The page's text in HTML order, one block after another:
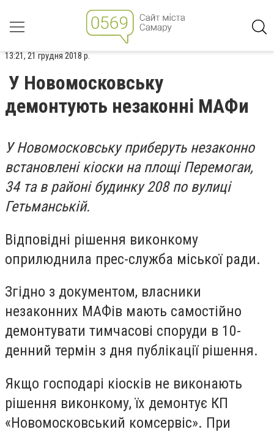
13:21, 21 грудня 2018 р.
У Новомосковську
демонтують незаконні МАФи
У Новомосковську приберуть незаконно
встановлені кіоски на площі Перемогаи,
34 та в районі будинку 208 по вулиці
Гетьманській.
Відповідні рішення виконкому
оприлюднила прес-служба міської ради.
Згідно з документом, власники
незаконних МАФів мають самостійно
демонтувати тимчасові споруди в 10-
денний термін з дня публікації рішення.
Якщо господарі кіосків не виконають
рішення виконкому, їх демонтує КП
«Новомосковський комсервіс». При